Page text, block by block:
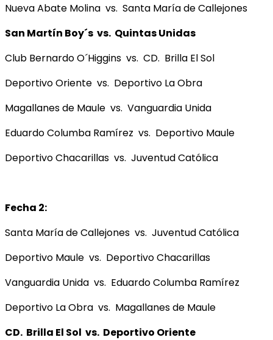
Nueva Abate Molina vs. Santa María de Callejones
San Martín Boy´s vs. Quintas Unidas
Club Bernardo O´Higgins vs. CD. Brilla El Sol
Deportivo Oriente vs. Deportivo La Obra
Magallanes de Maule vs. Vanguardia Unida
Eduardo Columba Ramírez vs. Deportivo Maule
Deportivo Chacarillas vs. Juventud Católica
Fecha 2:
Santa María de Callejones vs. Juventud Católica
Deportivo Maule vs. Deportivo Chacarillas
Vanguardia Unida vs. Eduardo Columba Ramírez
Deportivo La Obra vs. Magallanes de Maule
CD. Brilla El Sol vs. Deportivo Oriente